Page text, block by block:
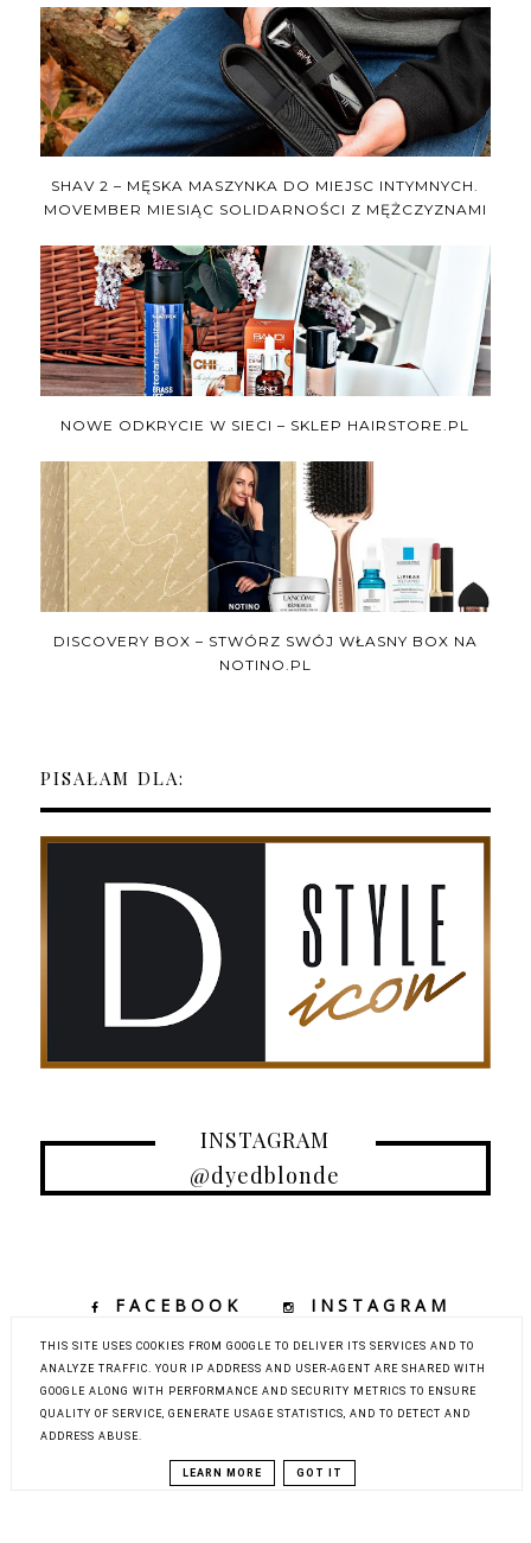
SHAV 2 – MĘSKA MASZYNKA DO MIEJSC INTYMNYCH.
MOVEMBER MIESIĄC SOLIDARNOŚCI Z MĘŻCZYZNAMI
NOWE ODKRYCIE W SIECI – SKLEP HAIRSTORE.PL
DISCOVERY BOX – STWÓRZ SWÓJ WŁASNY BOX NA
NOTINO.PL
PISAŁAM DLA:
INSTAGRAM
@dyedblonde
FACEBOOK
INSTAGRAM
TIKTOK
YOUTUBE
COPYRIGHT ©
THIS SITE USES COOKIES FROM GOOGLE TO DELIVER ITS SERVICES AND TO
ANALYZE TRAFFIC. YOUR IP ADDRESS AND USER-AGENT ARE SHARED WITH
GOOGLE ALONG WITH PERFORMANCE AND SECURITY METRICS TO ENSURE
QUALITY OF SERVICE, GENERATE USAGE STATISTICS, AND TO DETECT AND
ADDRESS ABUSE.
LEARN MORE GOT IT